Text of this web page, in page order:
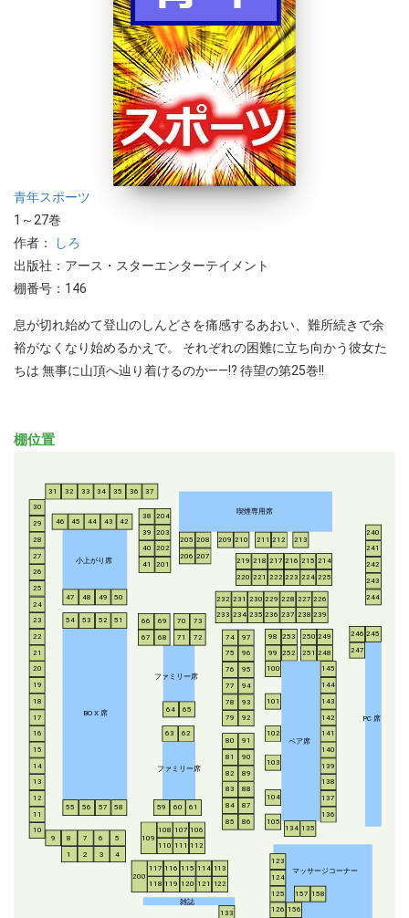
青年スポーツ
1～27巻
作者：
しろ
出版社：アース・スターエンターテイメント
棚番号：146
息が切れ始めて登山のしんどさを痛感するあおい、難所続きで余
裕がなくなり始めるかえで。 それぞれの困難に立ち向かう彼女た
ちは 無事に山頂へ辿り着けるのか――!? 待望の第25巻!!
棚位置
小上がり席
BO X 席
ファミリー席
ファミリー席
喫煙専用席
ペア席
PC 席
マッサージコーナー
雑誌
1 2 3 4
5
6
7
8
9
10
11
12
13
14
15
16
17
18
19
20
21
22
23
24
25
26
27
28
29
30
31 32 33 34 35 36 37
38
39
40
41
42
43
44
45
46
47 48 49 50
51
52
53
54
55 56 57 58 59 60 61
62
63
64 65
66
67
68
69
70
71
72
73
74
75
76
77
78
79
80
81
82
83
84
85 86
87
88
89
90
91
92
93
94
95
96
97
98
99
100
101
102
103
104
105
106
107
108
109
110 111 112
113
114
115
116
117
118 119 120 121 122
123
124
125
126
133
134 135
136
137
138
139
140
141
142
143
144
145
156
157 158
200
201
202
203
204
205
206 207
208 209 210 211 212 213
214
215
216
217
218
219
220 221 222 223 224 225
226
227
228
229
230
231
232
233 234 235 236 237 238 239
240
241
242
243
244
245
246
247
248
249
250
251
252
253